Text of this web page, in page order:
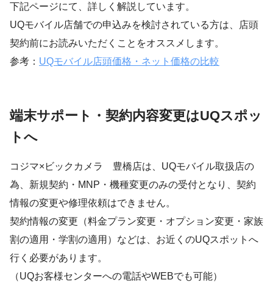
下記ページにて、詳しく解説しています。
UQモバイル店舗での申込みを検討されている方は、店頭
契約前にお読みいただくことをオススメします。
参考： UQモバイル店頭価格・ネット価格の比較
端末サポート・契約内容変更はUQスポッ
トへ
コジマ×ビックカメラ 豊橋店は、UQモバイル取扱店の
為、新規契約・MNP・機種変更のみの受付となり、契約
情報の変更や修理依頼はできません。
契約情報の変更（料金プラン変更・オプション変更・家族
割の適用・学割の適用）などは、お近くのUQスポットへ
行く必要があります。
（UQお客様センターへの電話やWEBでも可能）